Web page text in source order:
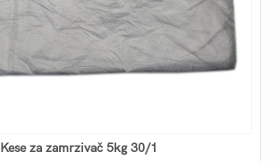
Kese za zamrzivač 5kg 30/1